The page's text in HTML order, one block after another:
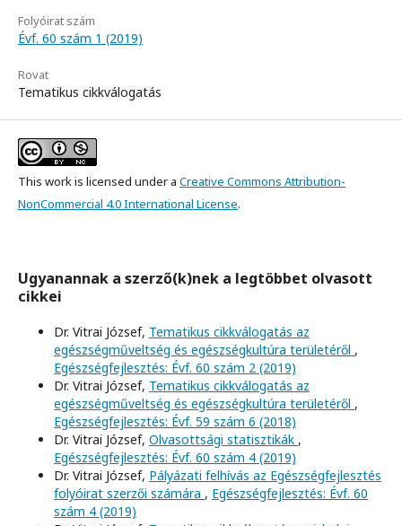
Folyóirat szám
Évf. 60 szám 1 (2019)
Rovat
Tematikus cikkválogatás
This work is licensed under a Creative Commons Attribution-
NonCommercial 4.0 International License.
Ugyanannak a szerző(k)nek a legtöbbet olvasott
cikkei
Dr. Vitrai József, Tematikus cikkválogatás az
egészségműveltség és egészségkultúra területéről ,
Egészségfejlesztés: Évf. 60 szám 2 (2019)
Dr. Vitrai József, Tematikus cikkválogatás az
egészségműveltség és egészségkultúra területéről ,
Egészségfejlesztés: Évf. 59 szám 6 (2018)
Dr. Vitrai József, Olvasottsági statisztikák ,
Egészségfejlesztés: Évf. 60 szám 4 (2019)
Dr. Vitrai József, Pályázati felhívás az Egészségfejlesztés
folyóirat szerzői számára , Egészségfejlesztés: Évf. 60
szám 4 (2019)